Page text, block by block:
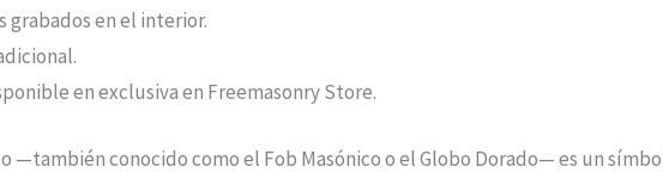
grabados en el interior.
en exclusiva en Freemasonry Store.
—también conocido como el Fob Masónico o el Globo Dorado— es un